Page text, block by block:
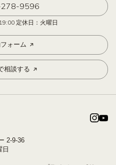
9596
定休日：火曜日
ォーム
相談する
2-9-36